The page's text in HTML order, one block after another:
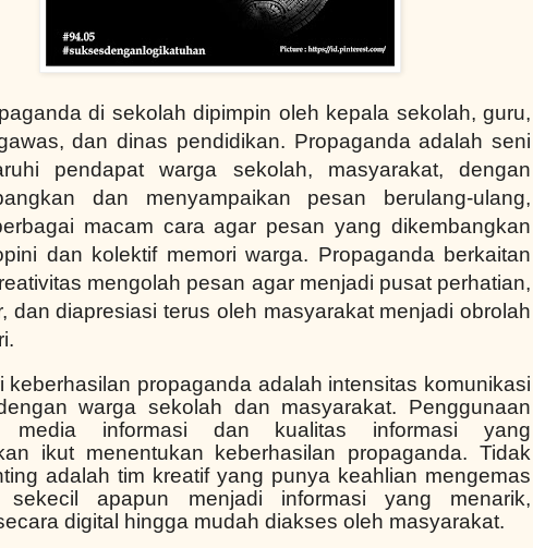
di sekolah dipimpin oleh kepala sekolah, guru,
dan dinas pendidikan. Propaganda adalah seni
pendapat warga sekolah, masyarakat, dengan
dan menyampaikan pesan berulang-ulang,
macam cara agar pesan yang dikembangkan
dan kolektif memori warga. Propaganda berkaitan
mengolah pesan agar menjadi pusat perhatian,
dan diapresiasi terus oleh masyarakat menjadi obrolah
keberhasilan propaganda adalah intensitas komunikasi
warga sekolah dan masyarakat. Penggunaan
media informasi dan kualitas informasi yang
ikut menentukan keberhasilan propaganda. Tidak
adalah tim kreatif yang punya keahlian mengemas
sekecil apapun menjadi informasi yang menarik,
digital hingga mudah diakses oleh masyarakat.